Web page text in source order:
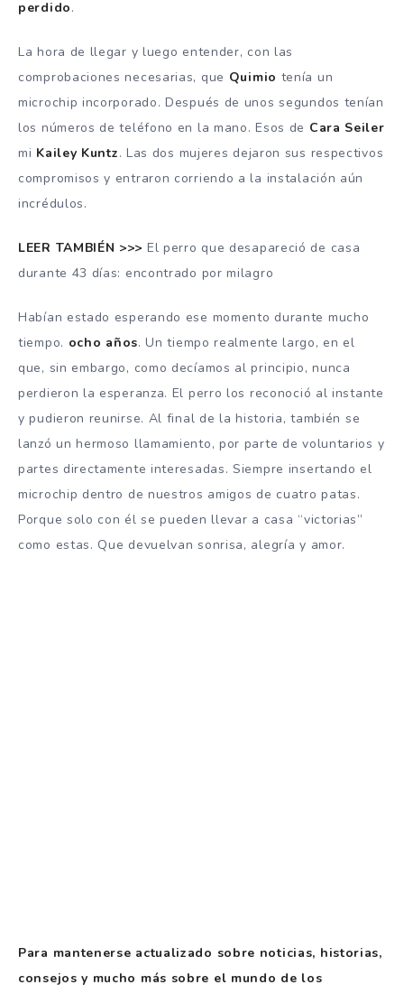
perdido.
La hora de llegar y luego entender, con las
comprobaciones necesarias, que Quimio tenía un
microchip incorporado. Después de unos segundos tenían
los números de teléfono en la mano. Esos de Cara Seiler
mi Kailey Kuntz. Las dos mujeres dejaron sus respectivos
compromisos y entraron corriendo a la instalación aún
incrédulos.
LEER TAMBIÉN >>> El perro que desapareció de casa
durante 43 días: encontrado por milagro
Habían estado esperando ese momento durante mucho
tiempo. ocho años. Un tiempo realmente largo, en el
que, sin embargo, como decíamos al principio, nunca
perdieron la esperanza. El perro los reconoció al instante
y pudieron reunirse. Al final de la historia, también se
lanzó un hermoso llamamiento, por parte de voluntarios y
partes directamente interesadas. Siempre insertando el
microchip dentro de nuestros amigos de cuatro patas.
Porque solo con él se pueden llevar a casa “victorias”
como estas. Que devuelvan sonrisa, alegría y amor.
Para mantenerse actualizado sobre noticias, historias,
consejos y mucho más sobre el mundo de los